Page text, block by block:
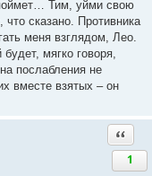
Тим, уйми свою
сказано. Противника
меня взглядом, Лео.
мягко говоря,
послабления не
вместе взятых – он
1